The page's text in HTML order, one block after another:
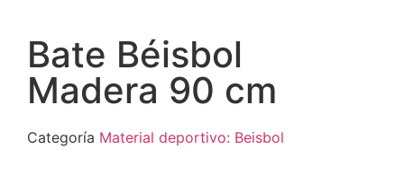
Bate Béisbol
Madera 90 cm
Categoría Material deportivo: Beisbol